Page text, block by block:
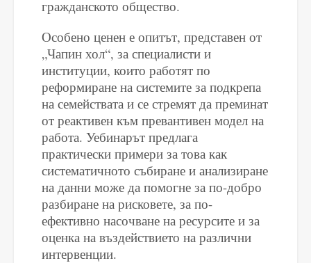
гражданското общество.
Особено ценен е опитът, представен от
„Чапин хол“, за специалисти и
институции, които работят по
реформиране на системите за подкрепа
на семействата и се стремят да преминат
от реактивен към превантивен модел на
работа. Уебинарът предлага
практически примери за това как
систематичното събиране и анализиране
на данни може да помогне за по-добро
разбиране на рисковете, за по-
ефективно насочване на ресурсите и за
оценка на въздействието на различни
интервенции.